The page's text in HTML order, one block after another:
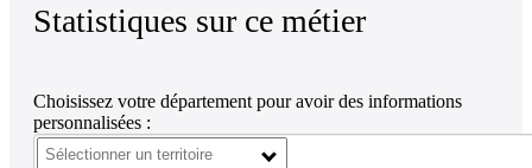
Statistiques sur ce métier
Choisissez votre département pour avoir des informations
personnalisées :